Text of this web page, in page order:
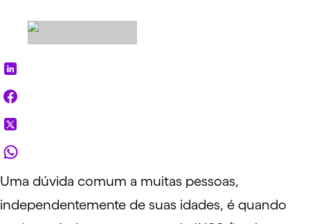
Uma dúvida comum a muitas pessoas,
independentemente de suas idades, é quando